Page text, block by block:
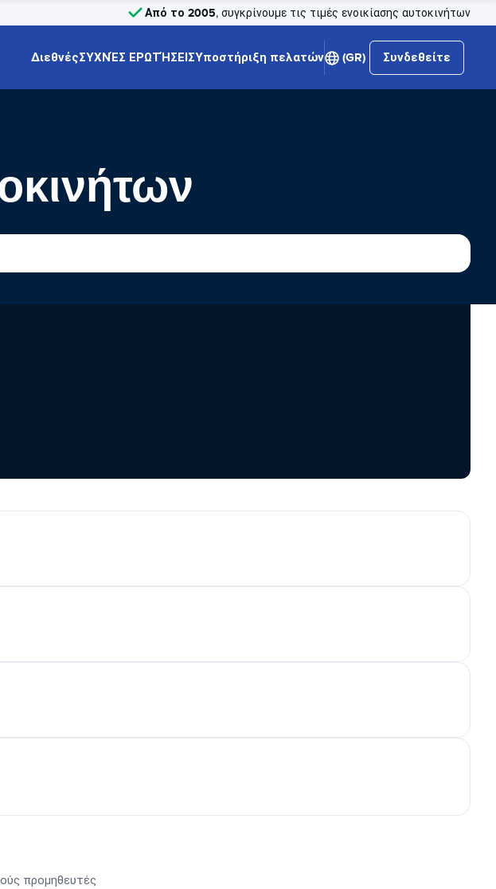
Από το 2005, συγκρίνουμε τις τιμές ενοικίασης αυτοκινήτων
ΔιεθνέςΣΥΧΝΈΣ ΕΡΩΤΉΣΕΙΣΥποστήριξη πελατών (GR) Συνδεθείτε
προμηθευτές